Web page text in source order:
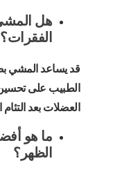
هل
الفقرات؟
قد يساعد المشي
الطبيب على تحسين
العضلات بعد
ما هو
الظهر؟